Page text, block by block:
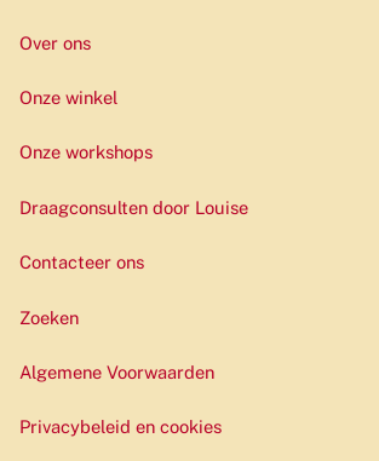
Over ons
Onze winkel
Onze workshops
Draagconsulten door Louise
Contacteer ons
Zoeken
Algemene Voorwaarden
Privacybeleid en cookies